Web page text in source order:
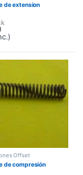
de extension
Offset
de compresión